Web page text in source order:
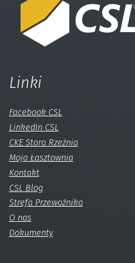
Linki
Facebook CSL
LinkedIn CSL
CKE Stara Rzeźnia
Moja Łasztownia
Kontakt
CSL Blog
Strefa Przewoźnika
O nas
Dokumenty